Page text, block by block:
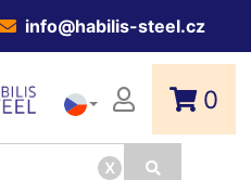
info@habilis-steel.cz
x
0